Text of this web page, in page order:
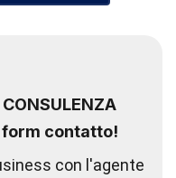
form contatto!
con l'agente